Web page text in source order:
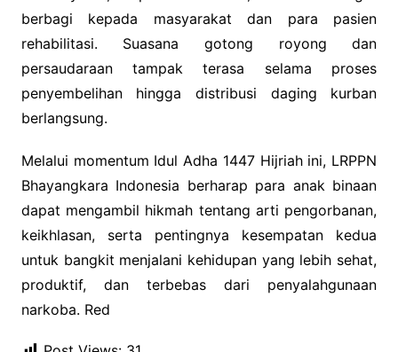
berbagi kepada masyarakat dan para pasien
rehabilitasi. Suasana gotong royong dan
persaudaraan tampak terasa selama proses
penyembelihan hingga distribusi daging kurban
berlangsung.
Melalui momentum Idul Adha 1447 Hijriah ini, LRPPN
Bhayangkara Indonesia berharap para anak binaan
dapat mengambil hikmah tentang arti pengorbanan,
keikhlasan, serta pentingnya kesempatan kedua
untuk bangkit menjalani kehidupan yang lebih sehat,
produktif, dan terbebas dari penyalahgunaan
narkoba. Red